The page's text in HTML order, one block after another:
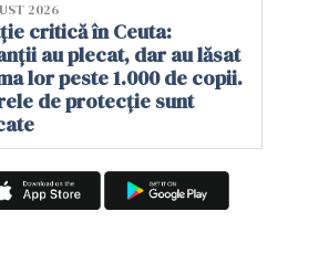
2026
critică în Ceuta:
au plecat, dar au lăsat
lor peste 1.000 de copii.
de protecție sunt